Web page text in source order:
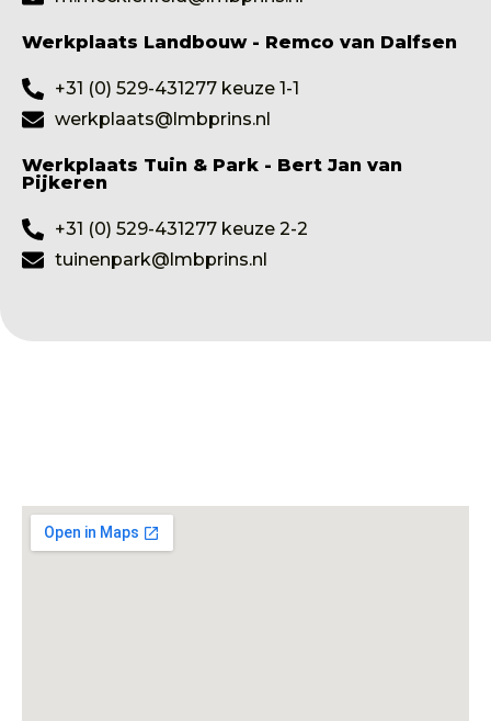
Werkplaats Landbouw - Remco van Dalfsen
+31 (0) 529-431277 keuze 1-1
werkplaats@lmbprins.nl
Werkplaats Tuin & Park - Bert Jan van
Pijkeren
+31 (0) 529-431277 keuze 2-2
tuinenpark@lmbprins.nl